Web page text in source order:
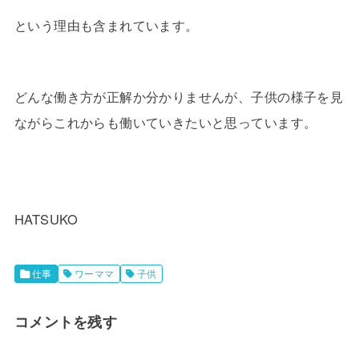
という理由も含まれています。
どんな働き方が正解か分かりませんが、子供の様子を見
ながらこれからも働いていきたいと思っています。
HATSUKO
仕事 ワーママ 子供
コメントを残す